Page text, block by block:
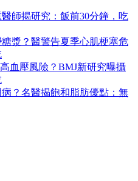
師揭研究：飯前30分鐘，吃
漿？醫警告夏季心肌梗塞危
血壓風險？BMJ新研究曝攝
？名醫揭飽和脂肪優點：無